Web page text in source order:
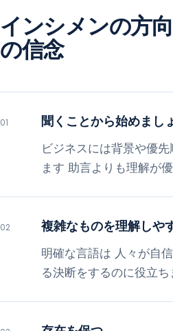
インシメンの方
の信念
01 聞くことから始めまし
ビジネスには背景や優
ます 助言よりも理解が
02 複雑なものを理解しや
明確な言語は 人々が自
る決断をするのに役立ち